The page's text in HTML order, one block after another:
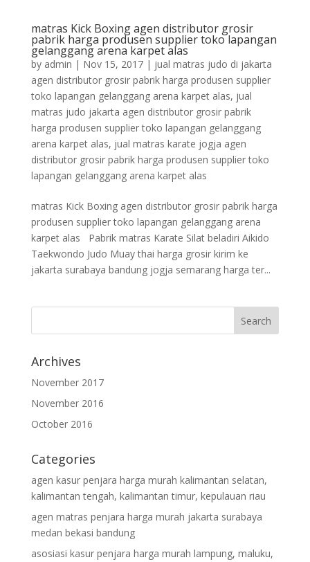
matras Kick Boxing agen distributor grosir
pabrik harga produsen supplier toko lapangan
gelanggang arena karpet alas
by admin | Nov 15, 2017| jual matras judo di jakarta
agen distributor grosir pabrik harga produsen supplier
toko lapangan gelanggang arena karpet alas, jual
matras judo jakarta agen distributor grosir pabrik
harga produsen supplier toko lapangan gelanggang
arena karpet alas, jual matras karate jogja agen
distributor grosir pabrik harga produsen supplier toko
lapangan gelanggang arena karpet alas
matras Kick Boxing agen distributor grosir pabrik harga
produsen supplier toko lapangan gelanggang arena
karpet alas Pabrik matras Karate Silat beladiri Aikido
Taekwondo Judo Muay thai harga grosir kirim ke
jakarta surabaya bandung jogja semarang harga ter...
Archives
November 2017
November 2016
October 2016
Categories
agen kasur penjara harga murah kalimantan selatan,
kalimantan tengah, kalimantan timur, kepulauan riau
agen matras penjara harga murah jakarta surabaya
medan bekasi bandung
asosiasi kasur penjara harga murah lampung, maluku,